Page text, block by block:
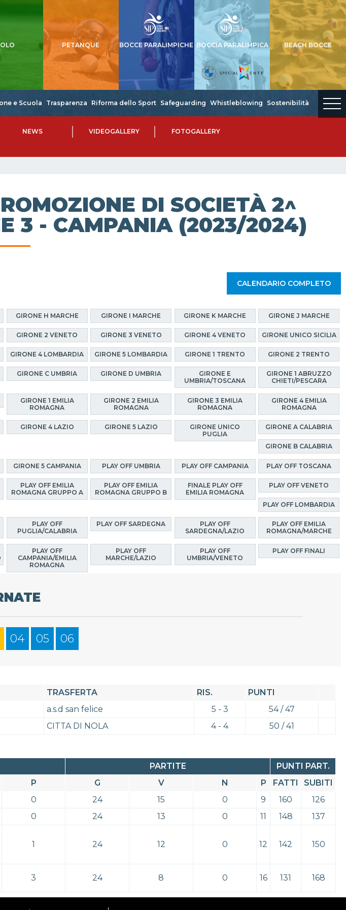
PETANQUE BOCCE PARALIMPICHE BOCCIA PARALIMPICA BEACH BOCCE
e Scuola Trasparenza Riforma dello Sport Safeguarding Whistleblowing Sostenibilità
NEWS VIDEOGALLERY FOTOGALLERY
DI SOCIETÀ 2^
3 - CAMPANIA (2023/2024)
CALENDARIO COMPLETO
GIRONE H MARCHE GIRONE I MARCHE GIRONE K MARCHE GIRONE J MARCHE
GIRONE 2 VENETO GIRONE 3 VENETO GIRONE 4 VENETO GIRONE UNICO SICILIA
GIRONE 4 LOMBARDIA GIRONE 5 LOMBARDIA GIRONE 1 TRENTO GIRONE 2 TRENTO
GIRONE C UMBRIA GIRONE D UMBRIA
GIRONE E
UMBRIA/TOSCANA
GIRONE 1 ABRUZZO
CHIETI/PESCARA
GIRONE 1 EMILIA
ROMAGNA
GIRONE 2 EMILIA
ROMAGNA
GIRONE 3 EMILIA
ROMAGNA
GIRONE 4 EMILIA
ROMAGNA
GIRONE 4 LAZIO GIRONE 5 LAZIO
GIRONE UNICO
PUGLIA
GIRONE A CALABRIA
GIRONE B CALABRIA
GIRONE 5 CAMPANIA PLAY OFF UMBRIA PLAY OFF CAMPANIA PLAY OFF TOSCANA
PLAY OFF EMILIA
ROMAGNA GRUPPO A
PLAY OFF EMILIA
ROMAGNA GRUPPO B
FINALE PLAY OFF
EMILIA ROMAGNA
PLAY OFF VENETO
PLAY OFF LOMBARDIA
PLAY OFF
PUGLIA/CALABRIA
PLAY OFF SARDEGNA
PLAY OFF
SARDEGNA/LAZIO
PLAY OFF EMILIA
ROMAGNA/MARCHE
PLAY OFF
CAMPANIA/EMILIA
ROMAGNA
PLAY OFF
MARCHE/LAZIO
PLAY OFF
UMBRIA/VENETO
PLAY OFF FINALI
04 05 06
TRASFERTA RIS.
PUNTI
a.s.d san felice 5 - 3
54 / 47
CITTA DI NOLA 4 - 4 50 / 41
PARTITE
PUNTI PART.
P G V N P FATTI
SUBITI
0 24 15 0 9 160
126
0 24 13 0 11 148
137
1 24 12 0 12 142 150
3 24 8 0 16 131 168